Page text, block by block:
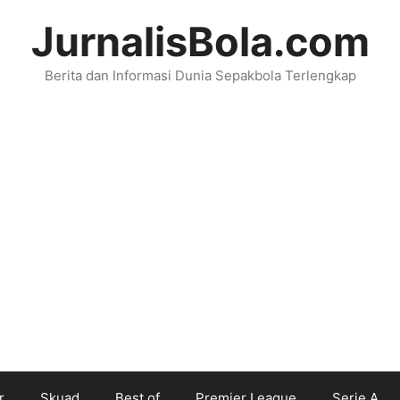
JurnalisBola.com
Berita dan Informasi Dunia Sepakbola Terlengkap